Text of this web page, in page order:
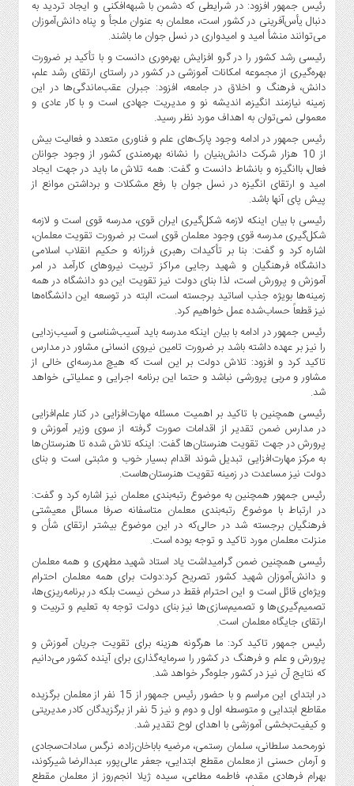
رئیس جمهور افزود: در شرایطی که دشمن با شبهه‌افکنی و ایجاد تردید به
دنبال یأس‌آفرینی در کشور است، معلمان به عنوان ملجأ و پناه دانش‌آموزان
می‌توانند منشأ امید و امیدواری در نسل جوان ما باشند.
رئیسی رشد کشور را در گرو افزایش بهره‌وری دانست و با تأکید بر ضرورت
بهره‌گیری از مجموعه امکانات آموزشی در کشور در راستای ارتقای رشد علم،
دانش، فرهنگ و اخلاق در جامعه، افزود: جبران عقب‌ماندگی‌ها در این
زمینه نیازمند انگیزه، اندیشه نو و مدیریت جهادی است و با کار عادی و
معمولی نمی‌توان به اهداف مورد نظر رسید.
رئیس جمهور در ادامه وجود پارک‌های علم و فناوری متعدد و فعالیت بیش
از 10 هزار شرکت دانش‌بنیان را نشانه بهره‌مندی کشور از وجود جوانان
فعال، باانگیزه و بانشاط دانست و گفت: همه تلاش ما باید در جهت ایجاد
امید و ارتقای انگیزه در نسل جوان با رفع مشکلات و برداشتن موانع از
پیش پای آنها باشد.
رئیسی با بیان اینکه لازمه شکل‌گیری ایران قوی، مدرسه قوی است و لازمه
شکل‌گیری مدرسه قوی وجود معلمان قوی است بر ضرورت تقویت معلمان،
اشاره کرد و گفت: بنا بر تأکیدات رهبری فرزانه و حکیم انقلاب اسلامی
دانشگاه فرهنگیان و شهید رجایی مراکز تربیت نیروهای کارآمد در امر
آموزش و پرورش است، لذا بنای دولت نیز تقویت این دو دانشگاه در همه
زمینه‌ها بویژه جذب اساتید برجسته است، البته در توسعه این دانشگاه‌ها
نیز قطعاً حساب‌شده عمل خواهیم کرد.
رئیس جمهور در ادامه با بیان اینکه مدرسه باید آسیب‌شناسی و آسیب‌زدایی
را نیز بر عهده داشته باشد بر ضرورت تامین نیروی انسانی مشاور در مدارس
تاکید کرد و افزود: تلاش دولت بر این است که هیچ مدرسه‌ای خالی از
مشاور و مربی پرورشی نباشد و حتما این برنامه اجرایی و عملیاتی خواهد
شد.
رئیسی همچنین با تاکید بر اهمیت مسئله مهارت‌افزایی در کنار علم‌افزایی
در مدارس ضمن تقدیر از اقدامات صورت گرفته از سوی وزیر آموزش و
پرورش در جهت تقویت هنرستان‌ها گفت: اینکه تلاش شده تا هنرستان‌ها
به مرکز مهارت‌افزایی تبدیل شوند اقدام بسیار خوب و مثبتی است و بنای
دولت نیز مساعدت در زمینه تقویت هنرستان‌هاست.
رئیس جمهور همچنین به موضوع رتبه‌بندی معلمان نیز اشاره کرد و گفت:
در ارتباط با موضوع رتبه‌بندی معلمان متاسفانه صرفا مسائل معیشتی
فرهنگیان برجسته شد در حالی‌که در این موضوع بیشتر ارتقای شأن و
منزلت معلمان مورد تاکید و توجه بوده است.
رئیسی همچنین ضمن گرامیداشت یاد استاد شهید مطهری و همه معلمان
و دانش‌آموزان شهید کشور تصریح کرد:‌دولت برای همه معلمان احترام
ویژه‌ای قائل است و این احترام فقط در سخن نیست بلکه در برنامه‌ریزی‌ها،
تصمیم‌گیری‌ها و تصمیم‌سازی‌ها نیز بنای دولت توجه به تعلیم و تربیت و
ارتقای جایگاه معلمان است.
رئیس جمهور تاکید کرد: ما هرگونه هزینه برای تقویت جریان آموزش و
پرورش و علم و فرهنگ در کشور را سرمایه‌گذاری برای آینده کشور می‌دانیم
که نتایج آن نیز در کشور جلوه‌گر خواهد شد.
در ابتدای این مراسم و با حضور رئیس جمهور از 15 نفر از معلمان برگزیده
مقاطع ابتدایی و متوسطه اول و دوم و نیز 5 نفر از برگزیدگان کادر مدیریتی
و کیفیت‌بخشی آموزشی با اهدای لوح تقدیر شد.
نورمحمد سلطانی، سلمان رستمی، مرضیه باباخان‌زاده، نرگس سادات‌سجادی
و آرمان حسنی از معلمان مقطع ابتدایی، جعفر عالی‌پور، عبدالرضا شیرکوند،
بهرام فرهادی مقدم، فاطمه مطاعی، سیده ژیلا انجم‌روز از معلمان مقطع